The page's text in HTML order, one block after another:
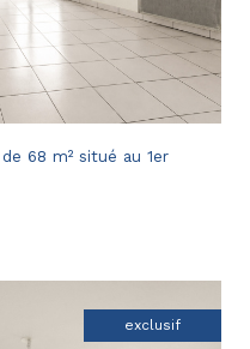
68 m² situé au 1er
exclusif